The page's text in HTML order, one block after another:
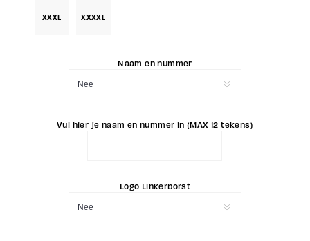
XXXL XXXXL
Naam en nummer
Vul hier je naam en nummer in (MAX 12 tekens)
Logo Linkerborst